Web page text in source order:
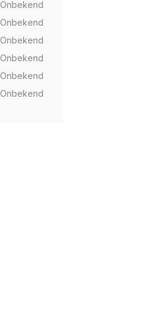
Onbekend
Onbekend
Onbekend
Onbekend
Onbekend
Onbekend